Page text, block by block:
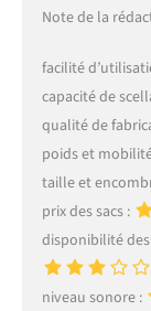
Note de la
facilité
capacité de
qualité de
poids et
taille et
prix des sacs :
disponibilité
niveau sonore :